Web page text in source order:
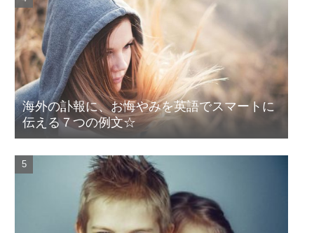
海外の訃報に、お悔やみを英語でスマートに
伝える７つの例文☆